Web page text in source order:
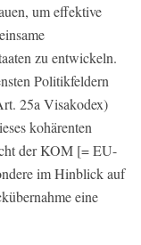
um effektive
zu entwickeln.
Politikfeldern
25a Visakodex)
kohärenten
der KOM [= EU-
im Hinblick auf
eine